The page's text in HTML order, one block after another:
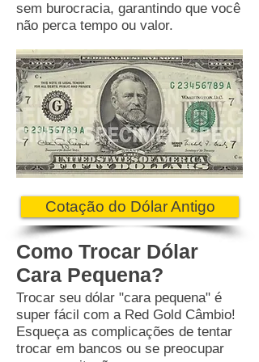
sem burocracia, garantindo que você
não perca tempo ou valor.
Cotação do Dólar Antigo
Como Trocar Dólar
Cara Pequena?
Trocar seu dólar "cara pequena" é
super fácil com a Red Gold Câmbio!
Esqueça as complicações de tentar
trocar em bancos ou se preocupar